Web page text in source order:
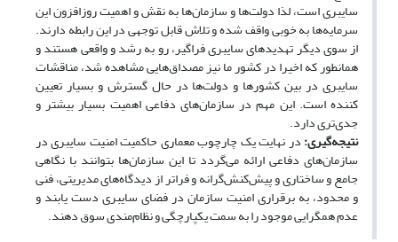
سایبری است، لذا دولت‌‌ها و سازمان‌‌ها به نقش و اهمیت روزافزون این
سرمایه‌‌ها به خوبی واقف شده و تلاش قابل توجهی در این رابطه دارند.
از سوی دیگر تهدیدهای سایبری فراگیر، رو به رشد و واقعی هستند و
همانطور که اخیرا در کشور ما نیز مصداق‌هایی مشاهده شد، مناقشات
سایبری در بین کشورها و دولت‌ها در حال گسترش و بسیار تعیین
کننده است. این مهم در سازمان‌های دفاعی اهمیت بسیار بیشتر و
جدی‌‌تری دارد.
نتیجه‌گیری:در نهایت یک چارچوب معماری حاکمیت امنیت سایبری در
سازمان‌های دفاعی ارائه می‌گردد تا این سازمان‌ها بتوانند با نگاهی
جامع و ساختاری و پیش‌کنش‌گرانه و فراتر از دیدگاه‌های مدیریتی، فنی
و محدود، به برقراری امنیت سازمان در فضای سایبری دست یابند و
عدم همگرایی موجود را به سمت یکپارچگی و نظام‌مندی سوق دهند.